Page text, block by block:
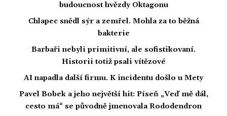
budoucnost hvězdy Oktagonu
Chlapec snědl sýr a zemřel. Mohla za to běžná
bakterie
Barbaři nebyli primitivní, ale sofistikovaní.
Historii totiž psali vítězové
AI napadla další firmu. K incidentu došlo u Mety
Pavel Bobek a jeho největší hit: Píseň „Veď mě dál,
cesto má“ se původně jmenovala Rododendron